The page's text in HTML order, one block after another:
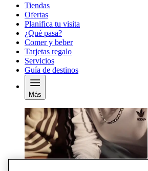
Tiendas
Ofertas
Planifica tu visita
¿Qué pasa?
Comer y beber
Tarjetas regalo
Servicios
Guía de destinos
Más